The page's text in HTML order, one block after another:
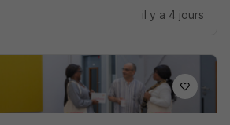
il y a 4 jours